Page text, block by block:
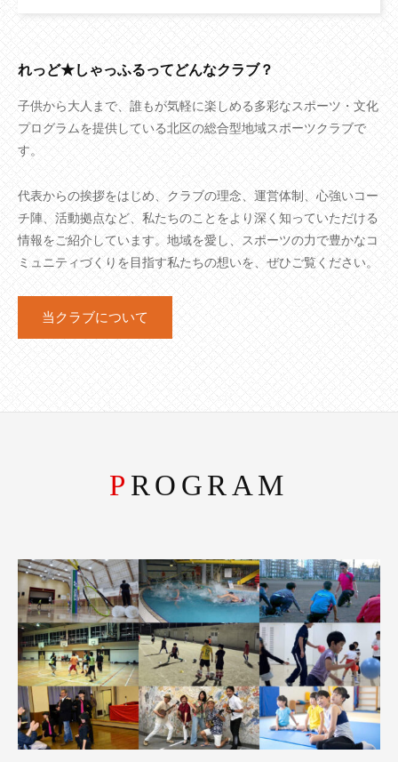
れっど★しゃっふるってどんなクラブ？
子供から大人まで、誰もが気軽に楽しめる多彩なスポーツ・文化
プログラムを提供している北区の総合型地域スポーツクラブで
す。
代表からの挨拶をはじめ、クラブの理念、運営体制、心強いコー
チ陣、活動拠点など、私たちのことをより深く知っていただける
情報をご紹介しています。地域を愛し、スポーツの力で豊かなコ
ミュニティづくりを目指す私たちの想いを、ぜひご覧ください。
当クラブについて
PROGRAM